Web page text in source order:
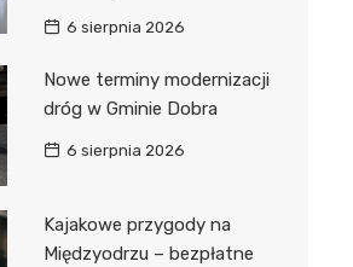
6 sierpnia 2026
Nowe terminy modernizacji
dróg w Gminie Dobra
6 sierpnia 2026
Kajakowe przygody na
Międzyodrzu – bezpłatne